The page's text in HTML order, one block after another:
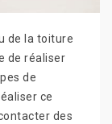
de la toiture
de réaliser
de
ce
des